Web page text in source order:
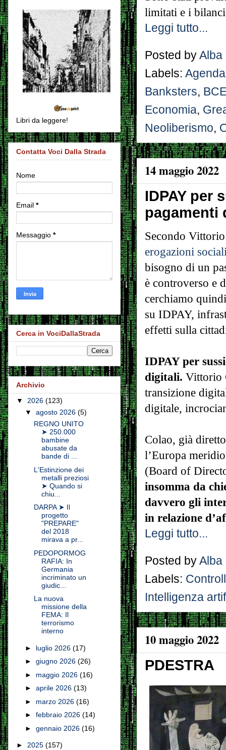
limitati e i
Leggi tutto...
Posted by Alba
Labels:
Banksters,
Economia,
Neoliberismo,
14 maggio 2022
IDPAY per
pagamenti
Secondo
erogazioni
bisogno di un
è controverso e
cerchiamo
su IDPAY,
effetti sulla
IDPAY per
digitali. Vittorio
transizione
digitale,
Colao, già
l’Europa
(Board of
insomma da
davvero gli
in relazione
Leggi tutto...
Posted by Alba
Labels:
Intelligenza
10 maggio 2022
PDESTRA
Libri da leggere!
Contatta Voci Dalla Strada
Nome
Email *
Messaggio *
Cerca in VociDallaStrada
Archivio
▼ 2026 (123)
▼ agosto 2026 (5)
REGNO UNITO
➤ 250.000
bambine
abusate da
bande di ...
L'Estinzione dei
metalli preziosi
➤ Quando si
chiu...
DARPA ➤ Il
progetto
"PREPARE"
del 2018
mirava a pr...
PEDOPORMOG
RAFIA: In
Germania
incriminato un
giudic...
La nuova
missione della
FEMA: Il
terrorismo
interno
► luglio 2026 (17)
► giugno 2026 (26)
► maggio 2026 (16)
► aprile 2026 (13)
► marzo 2026 (16)
► febbraio 2026 (14)
► gennaio 2026 (16)
► 2025 (157)